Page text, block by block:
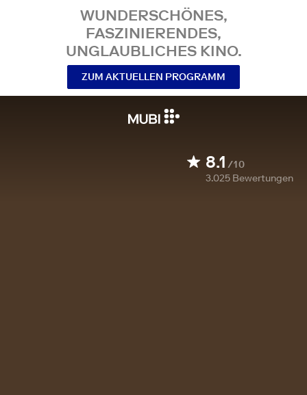
WUNDERSCHÖNES,
FASZINIERENDES,
UNGLAUBLICHES KINO.
ZUM AKTUELLEN PROGRAMM
8.1 /10
3.025 Bewertungen